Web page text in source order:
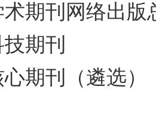
术期刊网络出版
期刊
期刊（遴选）